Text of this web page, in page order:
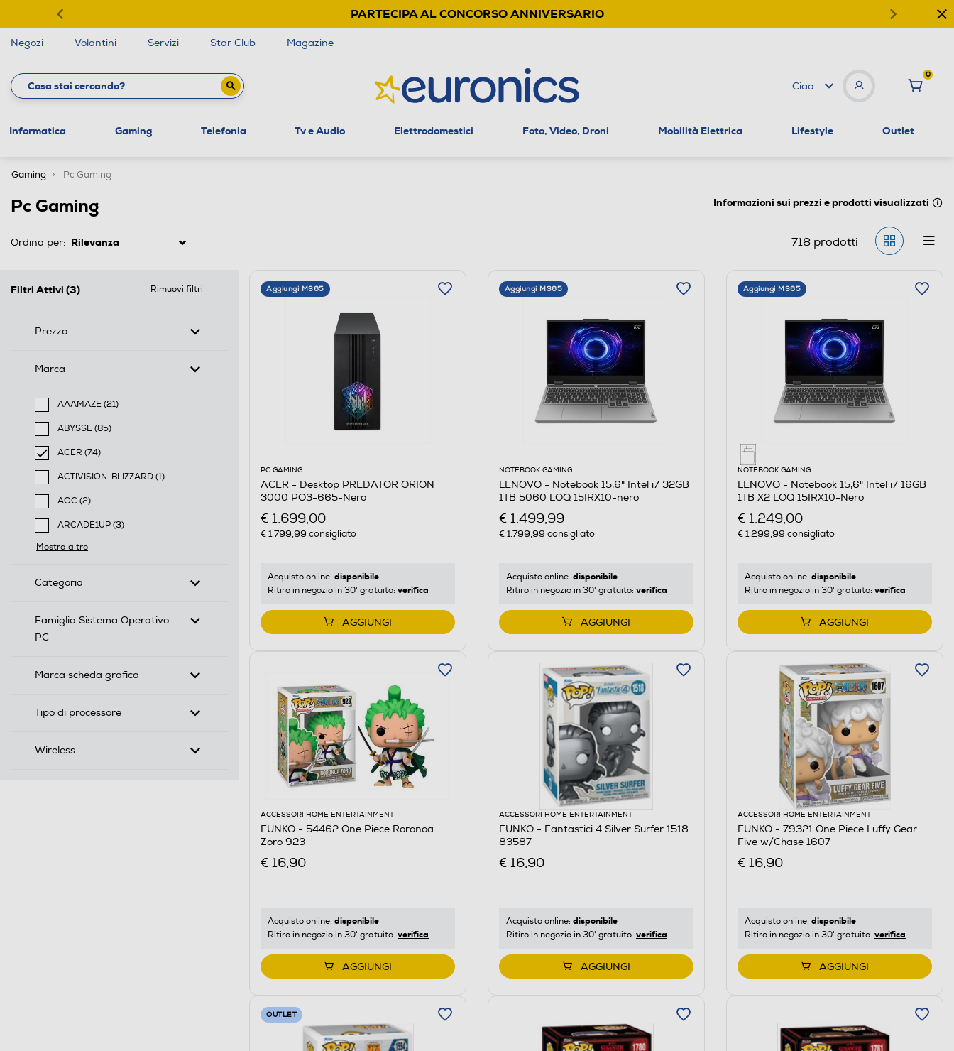
PARTECIPA AL CONCORSO ANNIVERSARIO
Negozi Volantini Servizi Star Club Magazine
Ciao
0
Informatica Gaming Telefonia Tv e Audio Elettrodomestici Foto, Video, Droni Mobilità Elettrica Lifestyle Outlet
Gaming Pc Gaming
Pc Gaming Informazioni sui prezzi e prodotti visualizzati
Ordina per: 718prodotti
Filtri Attivi (3) Rimuovi filtri
Prezzo
Marca
AAAMAZE (21)
Filtra per Marca: AAAMAZE
ABYSSE (85)
Filtra per Marca: ABYSSE
ACER (74)
selected Filtro applicato per Marca: ACER
ACTIVISION-BLIZZARD (1)
Filtra per Marca: ACTIVISION-BLIZZARD
AOC (2)
Filtra per Marca: AOC
ARCADE1UP (3)
Filtra per Marca: ARCADE1UP
Mostra altro
Categoria
Famiglia Sistema Operativo
PC
Marca scheda grafica
Tipo di processore
Wireless
Aggiungi M365
PC GAMING
ACER - Desktop PREDATOR ORION
3000 PO3-665-Nero
€ 1.699,00
€ 1.799,99 consigliato
Acquisto online: disponibile
Ritiro in negozio in 30' gratuito: verifica
AGGIUNGI
Aggiungi M365
NOTEBOOK GAMING
LENOVO - Notebook 15,6" Intel i7 32GB
1TB 5060 LOQ 15IRX10-nero
€ 1.499,99
€ 1.799,99 consigliato
Acquisto online: disponibile
Ritiro in negozio in 30' gratuito: verifica
AGGIUNGI
Aggiungi M365
NOTEBOOK GAMING
LENOVO - Notebook 15,6" Intel i7 16GB
1TB X2 LOQ 15IRX10-Nero
€ 1.249,00
€ 1.299,99 consigliato
Acquisto online: disponibile
Ritiro in negozio in 30' gratuito: verifica
AGGIUNGI
ACCESSORI HOME ENTERTAINMENT
FUNKO - 54462 One Piece Roronoa
Zoro 923
€ 16,90
Acquisto online: disponibile
Ritiro in negozio in 30' gratuito: verifica
AGGIUNGI
ACCESSORI HOME ENTERTAINMENT
FUNKO - Fantastici 4 Silver Surfer 1518
83587
€ 16,90
Acquisto online: disponibile
Ritiro in negozio in 30' gratuito: verifica
AGGIUNGI
ACCESSORI HOME ENTERTAINMENT
FUNKO - 79321 One Piece Luffy Gear
Five w/Chase 1607
€ 16,90
Acquisto online: disponibile
Ritiro in negozio in 30' gratuito: verifica
AGGIUNGI
OUTLET